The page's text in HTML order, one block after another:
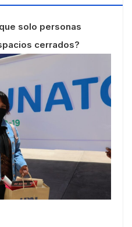
solo personas
cerrados?